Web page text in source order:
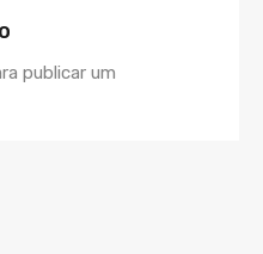
publicar um